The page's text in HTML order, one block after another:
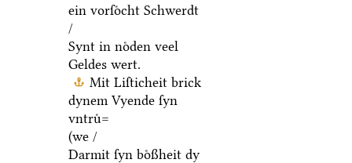
ein vorſoͤcht Schwerdt
/
Synt in noͤden veel
Geldes wert.
Mit Liſticheit brick
dynem Vyende ſyn
vntruͤ=
(we /
Darmit ſyn boͤßheit dy